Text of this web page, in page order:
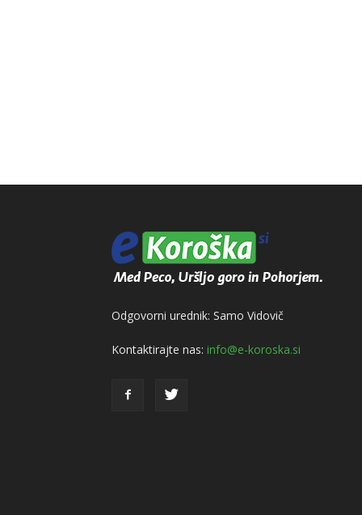
Odgovorni urednik: Samo Vidovič
Kontaktirajte nas: info@e-koroska.si